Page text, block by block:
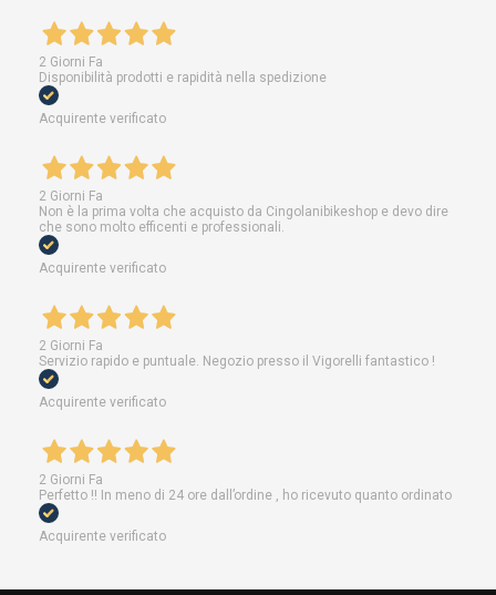
2 Giorni Fa
Disponibilità prodotti e rapidità nella spedizione
Acquirente verificato
2 Giorni Fa
Non è la prima volta che acquisto da Cingolanibikeshop e devo dire
che sono molto efficenti e professionali.
Acquirente verificato
2 Giorni Fa
Servizio rapido e puntuale. Negozio presso il Vigorelli fantastico !
Acquirente verificato
2 Giorni Fa
Perfetto !! In meno di 24 ore dall’ordine , ho ricevuto quanto ordinato
Acquirente verificato